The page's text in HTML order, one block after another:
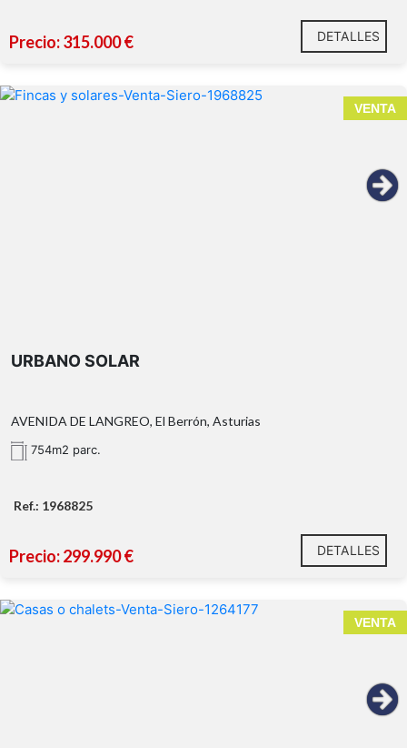
Precio: 315.000 € DETALLES
VENTA
URBANO SOLAR
AVENIDA DE LANGREO, El Berrón, Asturias
754m2 parc.
Ref.: 1968825
Precio: 299.990 € DETALLES
VENTA